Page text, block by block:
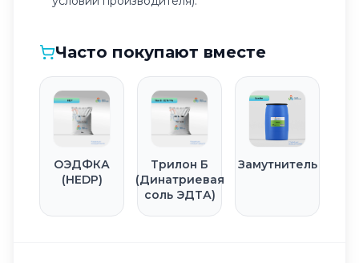
Часто покупают вместе
ОЭДФКА
(HEDP)
Трилон Б
(Динатриевая
соль ЭДТА)
Замутнитель